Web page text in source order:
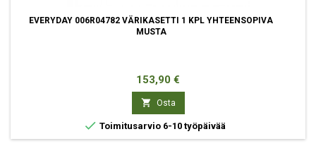
EVERYDAY 006R04782 VÄRIKASETTI 1 KPL YHTEENSOPIVA
MUSTA
Hinta
153,90 €
 Osta
 Toimitusarvio 6-10 työpäivää